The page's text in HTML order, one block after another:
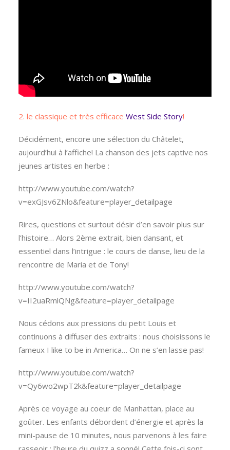
2. le classique et très efficace West Side Story!
Décidément, encore une sélection du Châtelet,
aujourd’hui à l’affiche! La chanson des jets captive nos
jeunes artistes en herbe :
http://www.youtube.com/watch?
v=exGJsv6ZNlo&feature=player_detailpage
Rires, questions et surtout désir d’en savoir plus sur
l’histoire… Alors 2ème extrait, bien dansant, et
essentiel dans l’intrigue : le cours de danse, lieu de la
rencontre de Maria et de Tony!
http://www.youtube.com/watch?
v=II2uaRmlQNg&feature=player_detailpage
Nous cédons aux pressions du petit Louis et
continuons à diffuser des extraits : nous choisissons le
fameux I like to be in America… On ne s’en lasse pas!
http://www.youtube.com/watch?
v=Qy6wo2wpT2k&feature=player_detailpage
Après ce voyage au coeur de Manhattan, place au
goûter. Les enfants débordent d’énergie et après la
mini-pause de 10 minutes, nous parvenons à les faire